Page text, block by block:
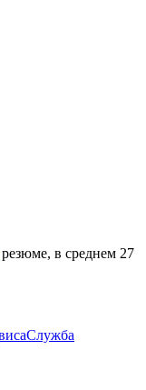
резюме, в среднем 27
Служба